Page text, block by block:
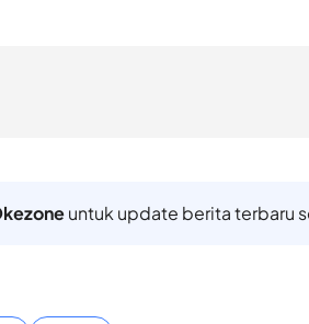
untuk update berita terbaru